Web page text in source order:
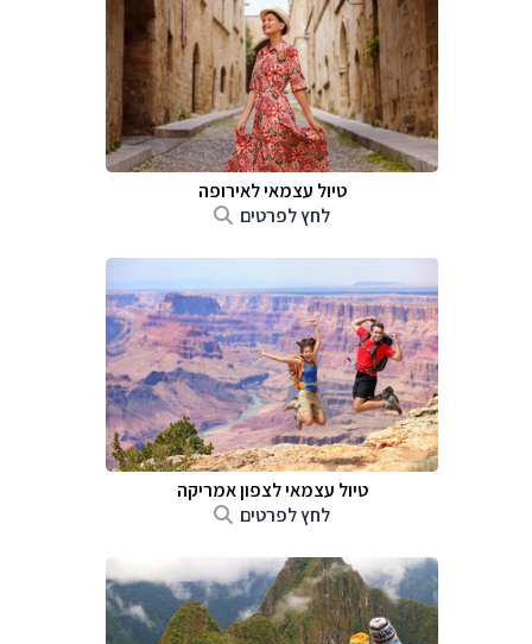
טיול עצמאי לאירופה
לחץ לפרטים
טיול עצמאי לצפון אמריקה
לחץ לפרטים